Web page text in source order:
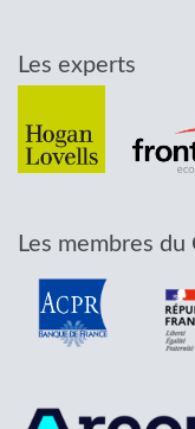
Les experts
Les membres